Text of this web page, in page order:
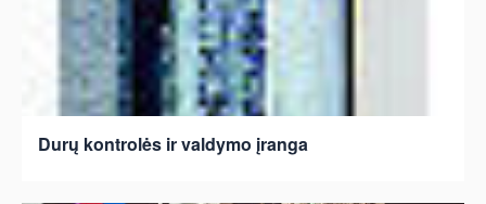
Durų kontrolės ir valdymo įranga